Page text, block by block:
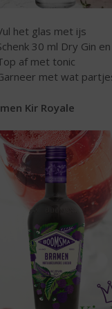
het glas met ijs
30 ml Dry Gin
af met tonic
met wat
Kir Royale